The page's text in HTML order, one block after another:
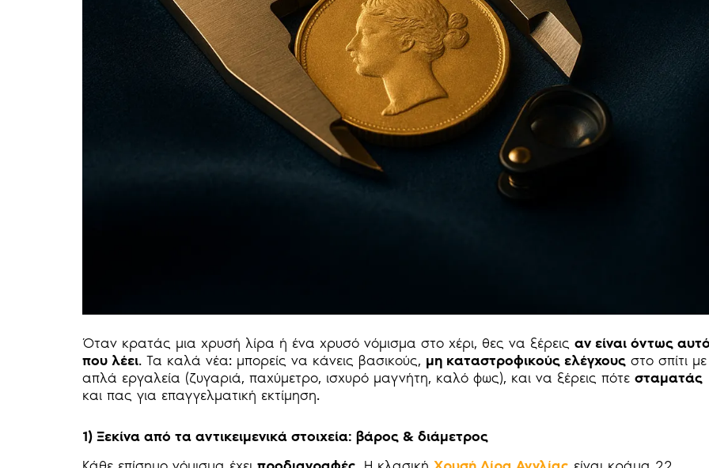
Όταν κρατάς μια χρυσή λίρα ή ένα χρυσό νόμισμα στο χέρι, θες να ξέρεις αν είναι όντως
που λέει. Τα καλά νέα: μπορείς να κάνεις βασικούς, μη καταστροφικούς ελέγχους στο σπίτι με
απλά εργαλεία (ζυγαριά, παχύμετρο, ισχυρό μαγνήτη, καλό φως), και να ξέρεις πότε σταματάς
και πας για επαγγελματική εκτίμηση.
1) Ξεκίνα από τα αντικειμενικά στοιχεία: βάρος & διάμετρος